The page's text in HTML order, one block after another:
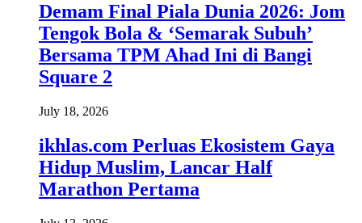
Demam Final Piala Dunia 2026: Jom
Tengok Bola & ‘Semarak Subuh’
Bersama TPM Ahad Ini di Bangi
Square 2
July 18, 2026
ikhlas.com Perluas Ekosistem Gaya
Hidup Muslim, Lancar Half
Marathon Pertama